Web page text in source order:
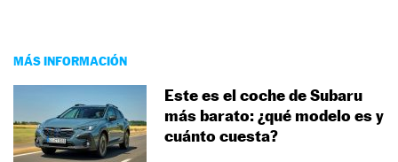
MÁS INFORMACIÓN
Este es el coche de Subaru
más barato: ¿qué modelo es y
cuánto cuesta?